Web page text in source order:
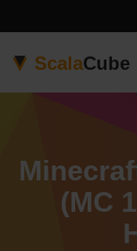
ScalaCube
(MC